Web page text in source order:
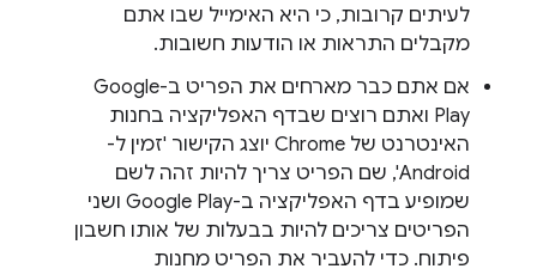
לעיתים קרובות, כי היא האימייל שבו אתם
מקבלים התראות או הודעות חשובות.
אם אתם כבר מארחים את הפריט ב-Google
Play ואתם רוצים שבדף האפליקציה בחנות
האינטרנט של Chrome יוצג הקישור 'זמין ל-
Android', שם הפריט צריך להיות זהה לשם
שמופיע בדף האפליקציה ב-Google Play ושני
הפריטים צריכים להיות בבעלות של אותו חשבון
פיתוח. כדי להעביר את הפריט מחנות